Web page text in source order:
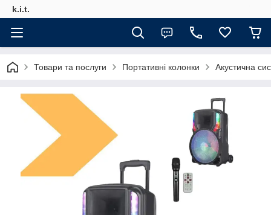
k.i.t.
Товари та послуги Портативні колонки Акустична